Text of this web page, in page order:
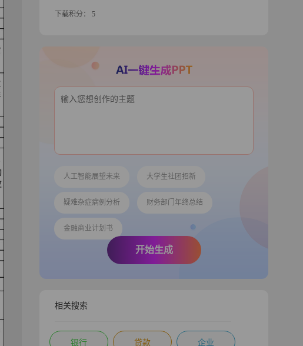
下载积分： 5
人工智能展望未来 大学生社团招新
疑难杂症病例分析 财务部门年终总结
金融商业计划书
开始生成
相关搜索
银行 贷款 企业